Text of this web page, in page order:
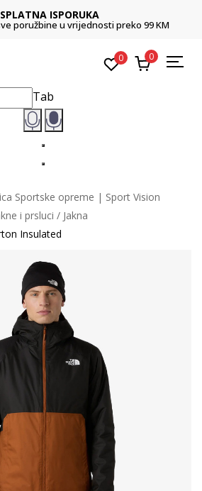
ISPORUKA
poružbine u vrijednosti preko 99 KM
0 0
Tab
Sportske opreme | Sport Vision
i prsluci
Jakna
Insulated